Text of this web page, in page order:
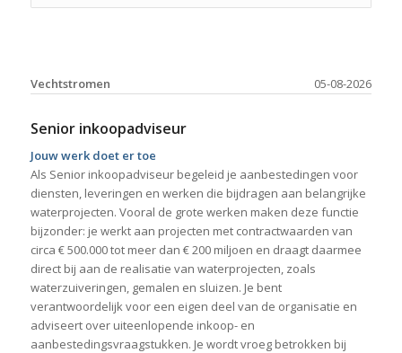
05-08-2026
Vechtstromen
Senior inkoopadviseur
Jouw werk doet er toe
Als Senior inkoopadviseur begeleid je aanbestedingen voor
diensten, leveringen en werken die bijdragen aan belangrijke
waterprojecten. Vooral de grote werken maken deze functie
bijzonder: je werkt aan projecten met contractwaarden van
circa € 500.000 tot meer dan € 200 miljoen en draagt daarmee
direct bij aan de realisatie van waterprojecten, zoals
waterzuiveringen, gemalen en sluizen. Je bent
verantwoordelijk voor een eigen deel van de organisatie en
adviseert over uiteenlopende inkoop- en
aanbestedingsvraagstukken. Je wordt vroeg betrokken bij